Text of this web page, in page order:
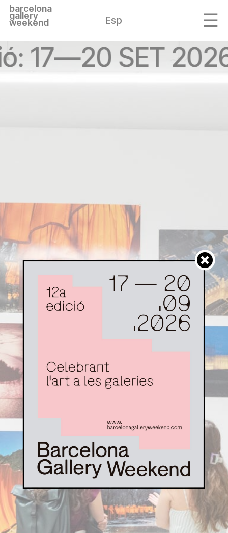
barcelona
gallery
weekend Esp
17—20 SET